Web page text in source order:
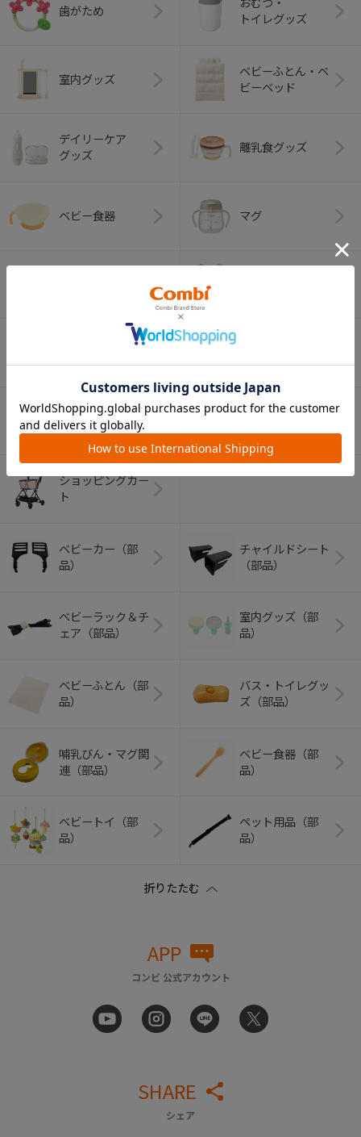
歯がため
おむつ・
トイレグッズ
室内グッズ
ベビーふとん・ベ
ビーベッド
デイリーケア
グッズ
離乳食グッズ
ベビー食器 マグ
アウトドアグッズ
（ヘルメット）
ショッピングカー
ト
ベビーカー（部
品）
チャイルドシート
（部品）
ベビーラック＆チ
ェア（部品）
室内グッズ（部
品）
ベビーふとん（部
品）
バス・トイレグッ
ズ（部品）
哺乳びん・マグ関
連（部品）
ベビー食器（部
品）
ベビートイ（部
品）
ペット用品（部
品）
APP
コンビ 公式アカウント
SHARE
シェア